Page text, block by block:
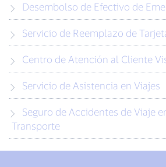
Desembolso de Efectivo de
Servicio de Reemplazo de
Centro de Atención al Cliente
Servicio de Asistencia en Viajes
Transporte